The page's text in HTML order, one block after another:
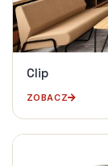
Clip
ZOBACZ